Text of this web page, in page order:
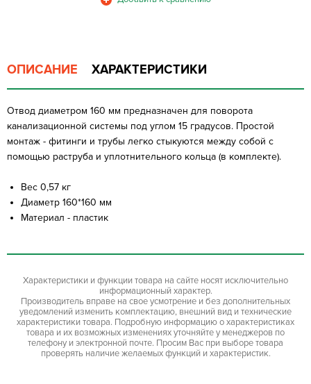
ОПИСАНИЕ ХАРАКТЕРИСТИКИ
Отвод диаметром 160 мм предназначен для поворота
канализационной системы под углом 15 градусов. Простой
монтаж - фитинги и трубы легко стыкуются между собой с
помощью раструба и уплотнительного кольца (в комплекте).
Вес 0,57 кг
Диаметр 160*160 мм
Материал - пластик
Характеристики и функции товара на сайте носят исключительно
информационный характер.
Производитель вправе на свое усмотрение и без дополнительных
уведомлений изменить комплектацию, внешний вид и технические
характеристики товара. Подробную информацию о характеристиках
товара и их возможных изменениях уточняйте у менеджеров по
телефону и электронной почте. Просим Вас при выборе товара
проверять наличие желаемых функций и характеристик.